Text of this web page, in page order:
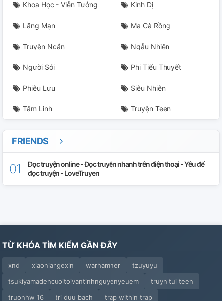
Khoa Học - Viễn Tưởng Kinh Dị
Lãng Mạn Ma Cà Rồng
Truyện Ngắn Ngẫu Nhiên
Người Sói Phi Tiểu Thuyết
Phiêu Lưu Siêu Nhiên
Tâm Linh Truyện Teen
FRIENDS
Đọc truyện online - Đọc truyện nhanh trên điện thoại - Yêu để
đọc truyện - LoveTruyen
TỪ KHÓA TÌM KIẾM GẦN ĐÂY
xnd xiaoniangexin warhamner
tzuyuyu
tsukiyamadencuoitoivantinhnguyenyeuem
truyn tui teen
truonhw 16
tri duu bach trap within trap